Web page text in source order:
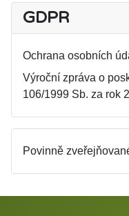
GDPR
Ochrana osobních
Výroční zpráva o
106/1999 Sb. za rok
Povinně